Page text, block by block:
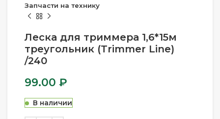
Запчасти на технику
Леска для триммера 1,6*15м
треугольник (Trimmer Line)
/240
99.00 ₽
В наличии